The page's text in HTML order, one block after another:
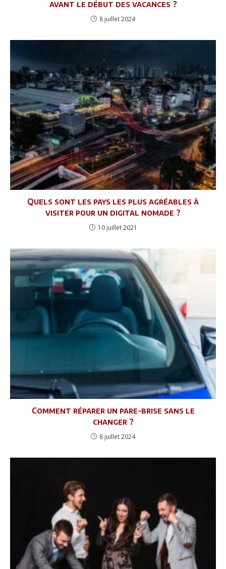
avant le début des vacances ?
8 juillet 2024
Quels sont les pays les plus agréables à
visiter pour un digital nomade ?
10 juillet 2021
Comment réparer un pare-brise sans le
changer ?
8 juillet 2024